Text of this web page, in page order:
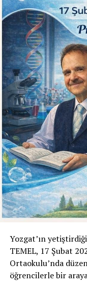
Yozgat’ın
TEMEL, 17 Şubat
Ortaokulu’nda
öğrencilerle bir